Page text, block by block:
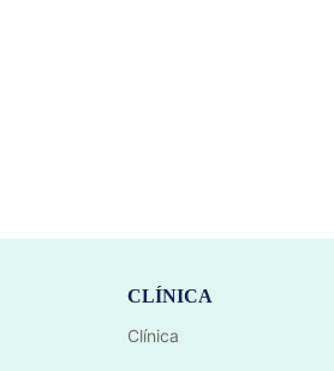
CLÍNICA
Clínica